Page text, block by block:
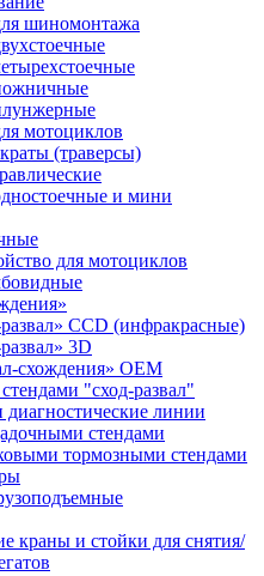
шиномонтажа
мотоциклов
(траверсы)
и мини
для мотоциклов
CCD (инфракрасные)
3D
схождения» ОЕМ
"сход-развал"
линии
стендами
тормозными стендами
краны и стойки для снятия/